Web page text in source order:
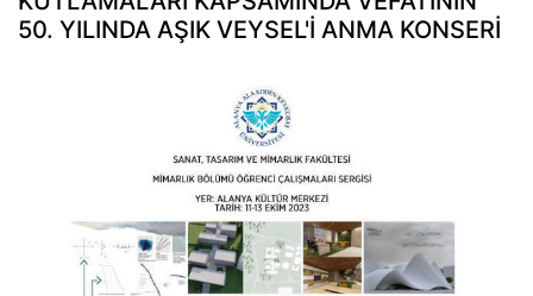
50. YILINDA AŞIK VEYSEL'İ ANMA KONSERİ